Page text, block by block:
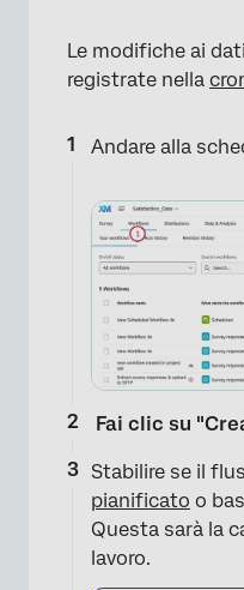
Le modifiche ai
registrate nella
Andare alla
Fai clic su
Stabilire se il
pianificato o
Questa sarà la
lavoro.